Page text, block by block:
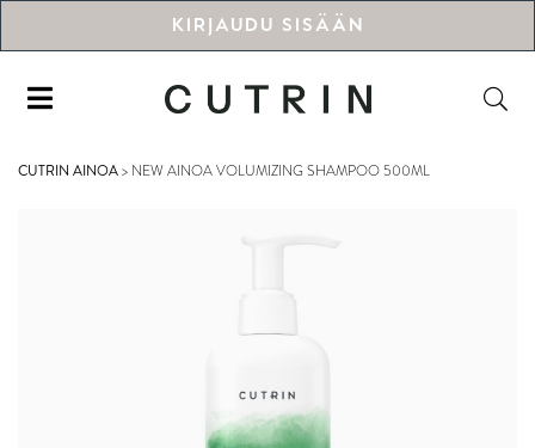
KIRJAUDU SISÄÄN
CUTRIN AINOA> NEW AINOA VOLUMIZING SHAMPOO 500ML